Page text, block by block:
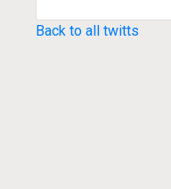
Back to all twitts